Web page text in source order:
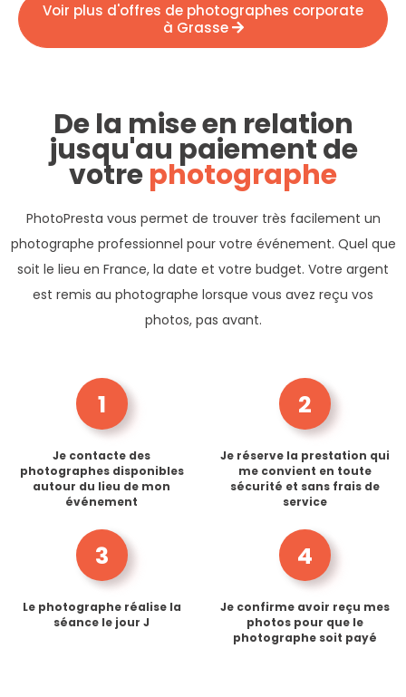
Voir plus d'offres de photographes corporate
à Grasse
De la mise en relation
jusqu'au paiement de
votrephotographe
PhotoPresta vous permet de trouver très facilement un
photographe professionnel pour votre événement. Quel que
soit le lieu en France, la date et votre budget. Votre argent
est remis au photographe lorsque vous avez reçu vos
photos, pas avant.
1
Je contacte des
photographes disponibles
autour du lieu de mon
événement
2
Je réserve la prestation qui
me convient en toute
sécurité et sans frais de
service
3
Le photographe réalise la
séance le jour J
4
Je confirme avoir reçu mes
photos pour que le
photographe soit payé